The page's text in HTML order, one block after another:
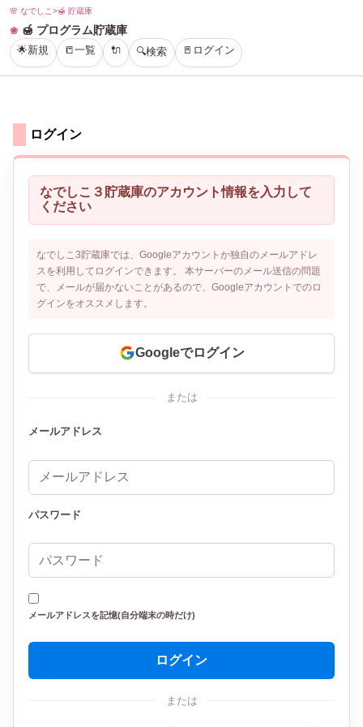
🌸 なでしこ >🍯 貯蔵庫
🍯 プログラム貯蔵庫
🌟新規 📒一覧 🔌 🔍検索 🚪ログイン
ログイン
なでしこ３貯蔵庫のアカウント情報を入力して
ください
なでしこ3貯蔵庫では、Googleアカウントか独自のメールアドレ
スを利用してログインできます。 本サーバーのメール送信の問題
で、メールが届かないことがあるので、Googleアカウントでのロ
グインをオススメします。
Googleでログイン
または
メールアドレス
パスワード
メールアドレスを記憶(自分端末の時だけ)
ログイン
または